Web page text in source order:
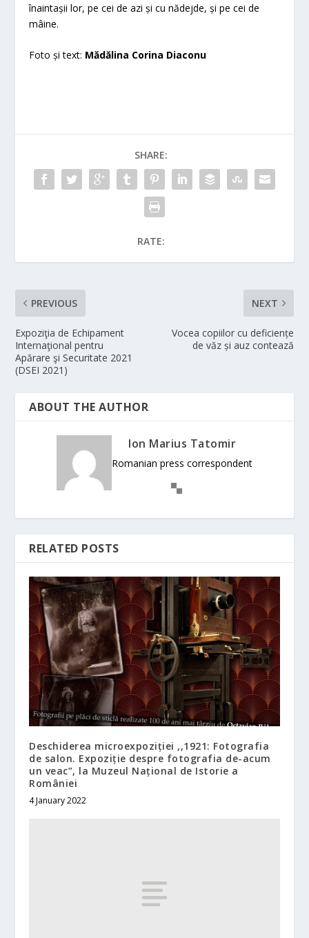
înaintașii lor, pe cei de azi și cu nădejde, și pe cei de
mâine.
Foto și text: Mădălina Corina Diaconu
SHARE:
RATE:
PREVIOUS
Expoziţia de Echipament
Internaţional pentru
Apărare şi Securitate 2021
(DSEI 2021)
NEXT
Vocea copiilor cu deficiențe
de văz și auz contează
ABOUT THE AUTHOR
Ion Marius Tatomir
Romanian press correspondent
RELATED POSTS
Deschiderea microexpoziției ,,1921: Fotografia
de salon. Expoziție despre fotografia de-acum
un veac”, la Muzeul Național de Istorie a
României
4 January 2022